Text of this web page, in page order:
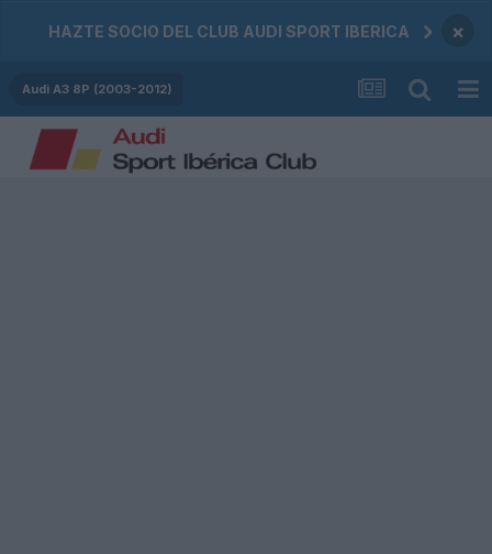
HAZTE SOCIO DEL CLUB AUDI SPORT IBERICA ×
Audi A3 8P (2003-2012)